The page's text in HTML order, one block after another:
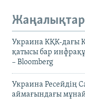
Жаңалықтар
Украина КҚК-дағы
қатысы бар
– Bloomberg
Украина Ресейдің
аймағындағы